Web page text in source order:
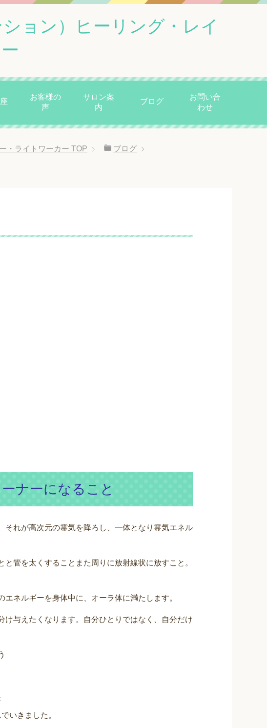
ョン）ヒーリング・レイ
お客様の
声
サロン案
内
ブログ
お問い合
わせ
・ライトワーカー TOP
ブログ
ナーになること
れが高次元の霊気を降ろし、一体となり霊気エネル
管を太くすることまた周りに放射線状に放すこと。
ネルギーを身体中に、オーラ体に満たします。
与えたくなります。自分ひとりではなく、自分だけ
いきました。